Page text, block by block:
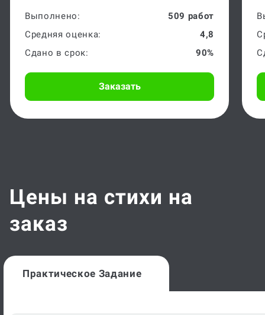
Выполнено:
509 работ
Средняя оценка:
4,8
Сдано в срок:
90%
Заказать
Цены на стихи на
заказ
Практическое Задание